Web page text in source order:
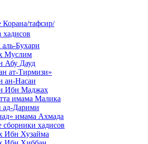
Корана/тафсир/
хадисов
Бухари
Муслим
Абу Дауд
ат-Тирмизи»
ан-Насаи
Ибн Маджах
имама Малика
ад-Дарими
имама Ахмада
хадисов
Ибн Хузайма